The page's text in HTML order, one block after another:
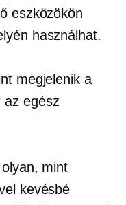
eszközökön
használhat.
megjelenik a
az egész
mint
kevésbé